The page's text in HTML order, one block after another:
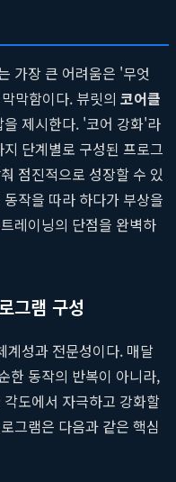
가장 큰 어려움은 '무엇
막함이다. 뷰릿의 코어클
제시한다. '코어 강화'라
단계별로 구성된 프로그
점진적으로 성장할 수 있
작을 따라 하다가 부상을
레이닝의 단점을 완벽하
그램 구성
계성과 전문성이다. 매달
한 동작의 반복이 아니라,
도에서 자극하고 강화할
그램은 다음과 같은 핵심